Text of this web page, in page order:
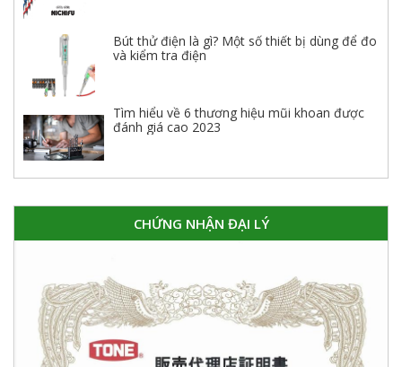
Bút thử điện là gì? Một số thiết bị dùng để đo
và kiểm tra điện
Tìm hiểu về 6 thương hiệu mũi khoan được
đánh giá cao 2023
CHỨNG NHẬN ĐẠI LÝ